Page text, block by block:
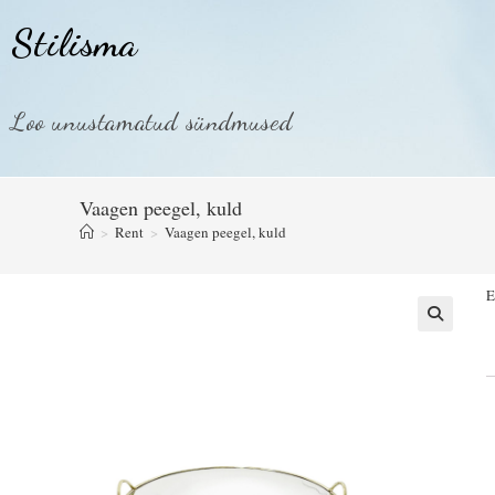
Stilisma
Loo unustamatud sündmused
Vaagen peegel, kuld
> Rent > Vaagen peegel, kuld